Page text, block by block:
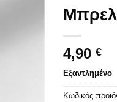
4,90 €
Εξαντλημένο
Κωδικός